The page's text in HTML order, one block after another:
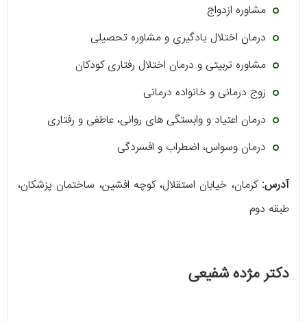
مشاوره ازدواج
درمان اختلال یادگیری و مشاوره تحصیلی
مشاوره تربیتی و درمان اختلال رفتاری کودکان
زوج درمانی و خانواده درمانی
درمان اعتیاد و وابستگی های روانی، عاطفی و رفتاری
درمان وسواس، اضطراب و افسردگی
آدرس: کرمان، خیابان استقلال، کوچه افشین، ساختمان پزشکان،
طبقه دوم
دکتر مژده شفیعی